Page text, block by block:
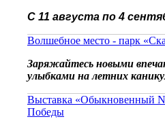
С 11 августа по 4
Волшебное место - парк
Заряжайтесь новыми
улыбками на летних
Выставка «Обыкновенный
Победы